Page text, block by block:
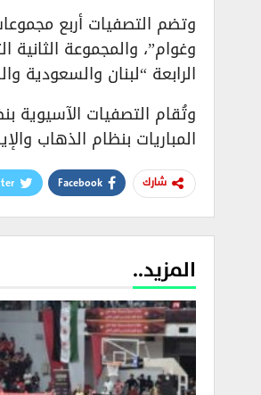
وتضم التصفيات أربع
وغوام”، والمجموعة الثانية
الرابعة “لبنان والسعودية
المباريات بنظام الذهاب
شارك Facebook
المزيد..